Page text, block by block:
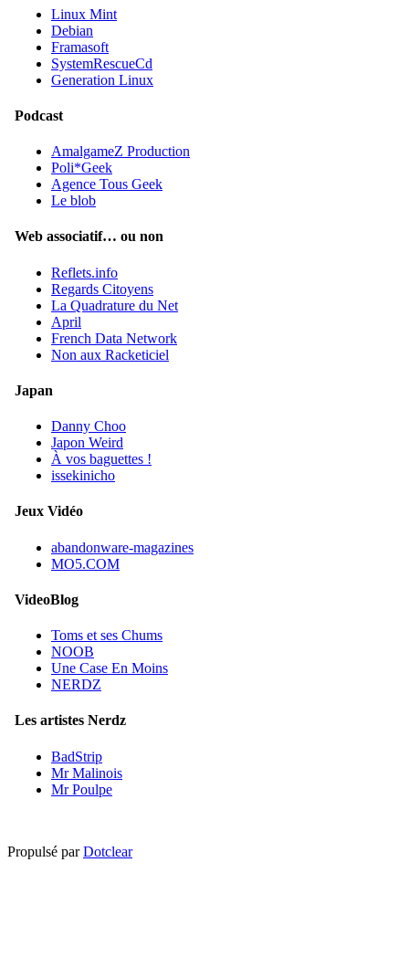
Linux Mint
Debian
Framasoft
SystemRescueCd
Generation Linux
Podcast
AmalgameZ Production
Poli*Geek
Agence Tous Geek
Le blob
Web associatif… ou non
Reflets.info
Regards Citoyens
La Quadrature du Net
April
French Data Network
Non aux Racketiciel
Japan
Danny Choo
Japon Weird
À vos baguettes !
issekinicho
Jeux Vidéo
abandonware-magazines
MO5.COM
VideoBlog
Toms et ses Chums
NOOB
Une Case En Moins
NERDZ
Les artistes Nerdz
BadStrip
Mr Malinois
Mr Poulpe
Propulsé parDotclear